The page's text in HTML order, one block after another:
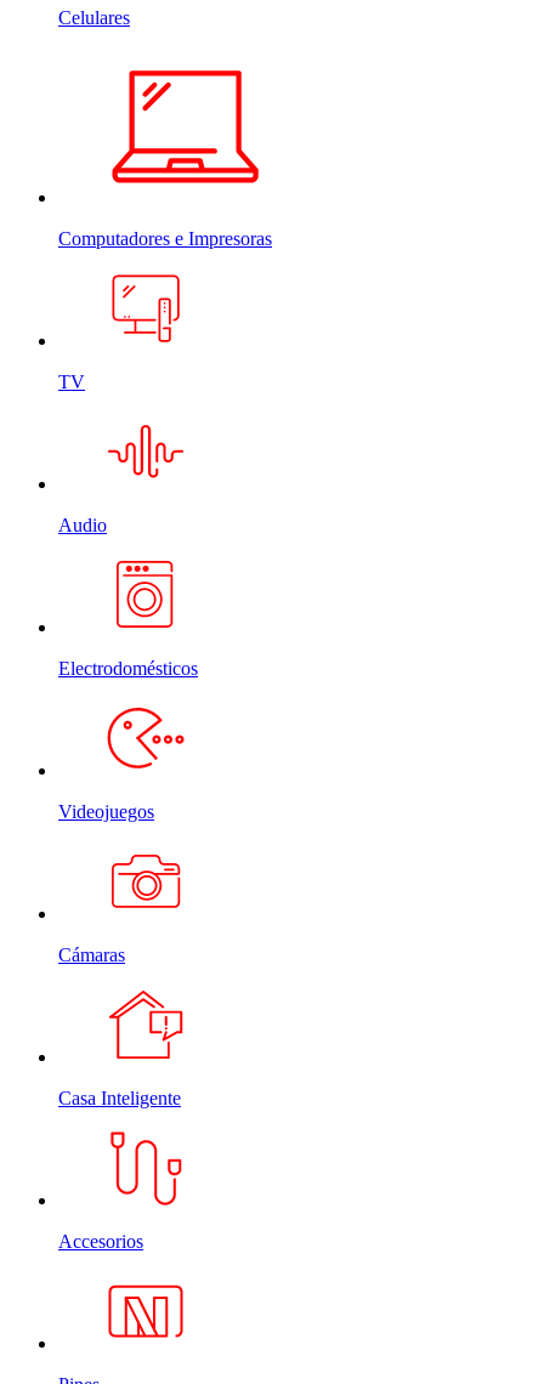
Celulares
Computadores e Impresoras
TV
Audio
Electrodomésticos
Videojuegos
Cámaras
Casa Inteligente
Accesorios